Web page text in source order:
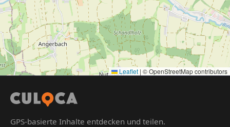
Leaflet | © OpenStreetMap contributors
GPS-basierte Inhalte entdecken und teilen.